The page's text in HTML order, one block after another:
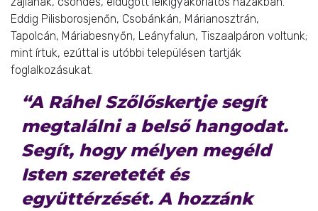
Eddig Pilisborosjenőn, Csobánkán, Márianosztrán,
Tapolcán, Máriabesnyőn, Leányfalun, Tiszaalpáron voltunk;
mint írtuk, ezúttal is utóbbi településen tartják
foglalkozásukat.
“A Ráhel Szőlőskertje segít
megtalálni a belső hangodat.
Segít, hogy mélyen megéld
Isten szeretetét és
együttérzését. A hozzánk